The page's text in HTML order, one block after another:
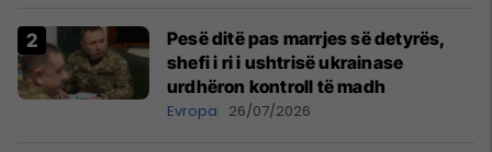
Pesë ditë pas marrjes së detyrës,
shefi i ri i ushtrisë ukrainase
urdhëron kontroll të madh
Evropa 26/07/2026